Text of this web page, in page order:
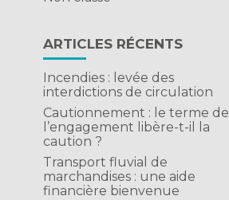
ARTICLES RÉCENTS
Incendies : levée des
interdictions de circulation
Cautionnement : le terme de
l’engagement libère-t-il la
caution ?
Transport fluvial de
marchandises : une aide
financière bienvenue